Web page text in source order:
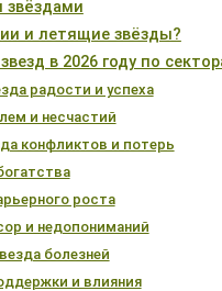
звёздами
и летящие звёзды?
в 2026 году по
радости и успеха
и несчастий
конфликтов и потерь
роста
и недопониманий
болезней
и влияния